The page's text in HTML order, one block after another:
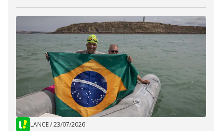
LANCE/23/07/2026